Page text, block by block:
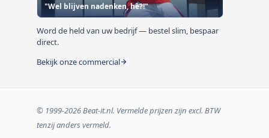
"Wel blijven nadenken, hè?!"
Word de held van uw bedrijf — bestel slim, bespaar
direct.
Bekijk onze commercial
© 1999-2026 Beat-it.nl. Vermelde prijzen zijn excl. BTW
tenzij anders vermeld.